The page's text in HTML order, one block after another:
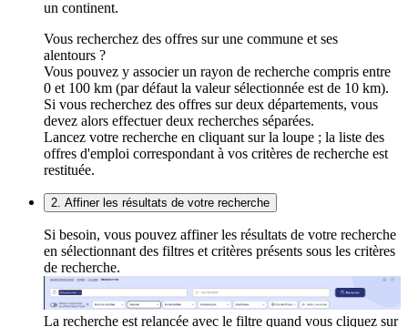
un continent.
Vous recherchez des offres sur une commune et ses
alentours ?
Vous pouvez y associer un rayon de recherche compris entre
0 et 100 km (par défaut la valeur sélectionnée est de 10 km).
Si vous recherchez des offres sur deux départements, vous
devez alors effectuer deux recherches séparées.
Lancez votre recherche en cliquant sur la loupe ; la liste des
offres d'emploi correspondant à vos critères de recherche est
restituée.
2. Affiner les résultats de votre recherche
Si besoin, vous pouvez affiner les résultats de votre recherche
en sélectionnant des filtres et critères présents sous les critères
de recherche.
La recherche est relancée avec le filtre quand vous cliquez sur